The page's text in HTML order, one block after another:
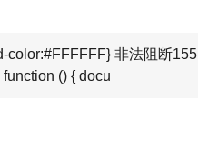
color:#FFFFFF} 非法阻断155
() { docu